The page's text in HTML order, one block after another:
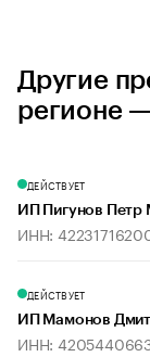
Другие
регионе
ДЕЙСТВУЕТ
ИП Пигунов Петр
ИНН:
ДЕЙСТВУЕТ
ИП Мамонов
ИНН: